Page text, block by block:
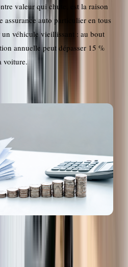
valeur qui chute, est la raison
assurance auto particulier en tous
véhicule vieillissant : au bout
annuelle peut dépasser 15 %
voiture.